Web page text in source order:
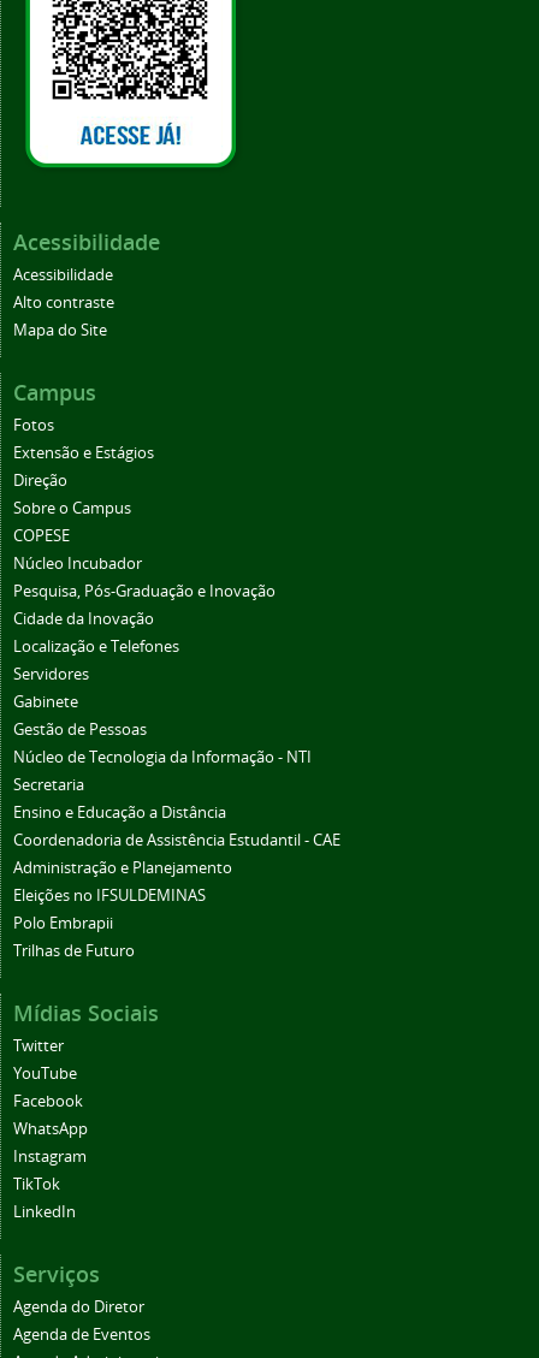
Acessibilidade
Acessibilidade
Alto contraste
Mapa do Site
Campus
Fotos
Extensão e Estágios
Direção
Sobre o Campus
COPESE
Núcleo Incubador
Pesquisa, Pós-Graduação e Inovação
Cidade da Inovação
Localização e Telefones
Servidores
Gabinete
Gestão de Pessoas
Núcleo de Tecnologia da Informação - NTI
Secretaria
Ensino e Educação a Distância
Coordenadoria de Assistência Estudantil - CAE
Administração e Planejamento
Eleições no IFSULDEMINAS
Polo Embrapii
Trilhas de Futuro
Mídias Sociais
Twitter
YouTube
Facebook
WhatsApp
Instagram
TikTok
LinkedIn
Serviços
Agenda do Diretor
Agenda de Eventos